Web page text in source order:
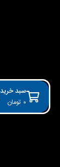
سبد خرید
تومان ۰